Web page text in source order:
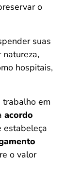
o
suas
hospitais,
trabalho em
acordo
estabeleça
o valor